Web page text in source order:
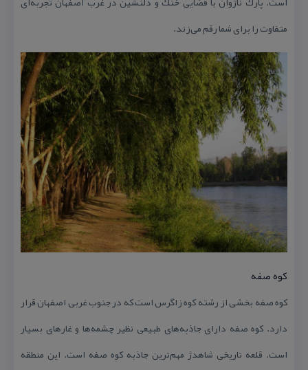
متفاوت را برای شما رقم می‌زند.
كوه صفه
كوه صفه بخشی از رشته كوه زاگرس است كه در جنوب غربی اصفهان قرار
دارد. كوه صفه دارای جاذبه‌های طبیعی نظیر چشمه‌ها و غارهای بسیار
است. قلعه تاریخی شاهدژ مهم‌ترین جاذبه كوه صفه است. این منطقه